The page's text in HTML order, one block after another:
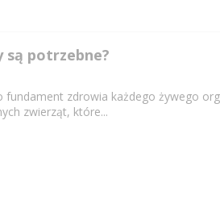
potrzebne?
zdrowia każdego żywego
zwierząt, które...